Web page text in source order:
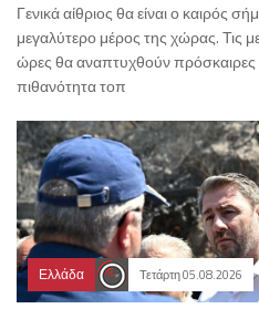
Γενικά αίθριος θα είναι ο καιρός
μεγαλύτερο μέρος της χώρας. Τις
ώρες θα αναπτυχθούν πρόσκαιρες
πιθανότητα τοπ
Ελλάδα Τετάρτη 05.08.2026